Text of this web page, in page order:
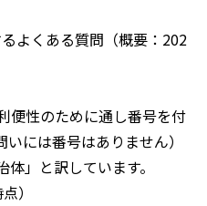
よくある質問（概要：202
便性のために通し番号を付
には番号はありません）
」と訳しています。
）